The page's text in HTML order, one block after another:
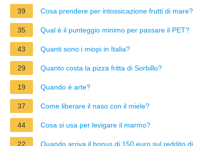
39 Cosa prendere per intossicazione frutti di mare?
35 Qual è il punteggio minimo per passare il PET?
43 Quanti sono i miopi in Italia?
29 Quanto costa la pizza fritta di Sorbillo?
19 Quando è arte?
37 Come liberare il naso con il miele?
44 Cosa si usa per levigare il marmo?
22
Quando arriva il bonus di 150 euro sul reddito di